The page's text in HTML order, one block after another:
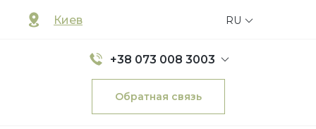
Киев
+38 073 008 3003
Обратная связь
RU